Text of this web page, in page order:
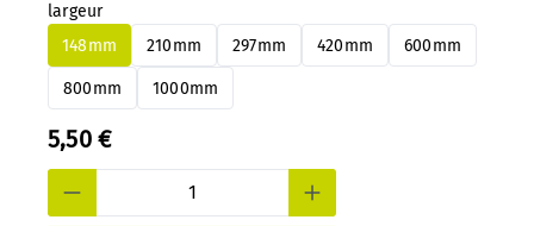
vous pouvez changer à tout moment et très facilement
les panneaux en aluminium ou en PS, sans les
démonter.
largeur
148mm
210mm 297mm 420mm 600mm
800mm 1000mm
5,50 €